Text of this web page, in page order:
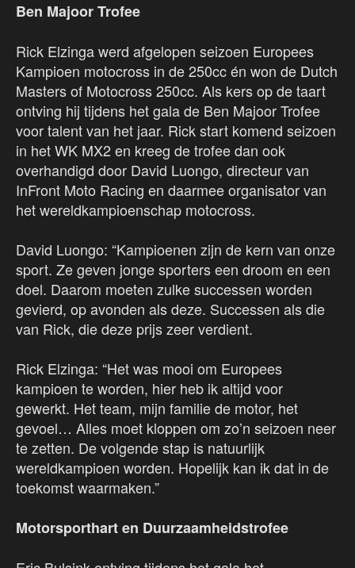
Ben Majoor Trofee
Rick Elzinga werd afgelopen seizoen Europees
Kampioen motocross in de 250cc én won de Dutch
Masters of Motocross 250cc. Als kers op de taart
ontving hij tijdens het gala de Ben Majoor Trofee
voor talent van het jaar. Rick start komend seizoen
in het WK MX2 en kreeg de trofee dan ook
overhandigd door David Luongo, directeur van
InFront Moto Racing en daarmee organisator van
het wereldkampioenschap motocross.
David Luongo: “Kampioenen zijn de kern van onze
sport. Ze geven jonge sporters een droom en een
doel. Daarom moeten zulke successen worden
gevierd, op avonden als deze. Successen als die
van Rick, die deze prijs zeer verdient.
Rick Elzinga: “Het was mooi om Europees
kampioen te worden, hier heb ik altijd voor
gewerkt. Het team, mijn familie de motor, het
gevoel… Alles moet kloppen om zo’n seizoen neer
te zetten. De volgende stap is natuurlijk
wereldkampioen worden. Hopelijk kan ik dat in de
toekomst waarmaken.”
Motorsporthart en Duurzaamheidstrofee